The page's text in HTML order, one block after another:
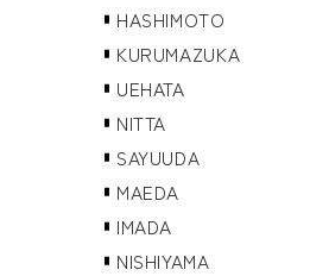
HASHIMOTO
KURUMAZUKA
UEHATA
NITTA
SAYUUDA
MAEDA
IMADA
NISHIYAMA